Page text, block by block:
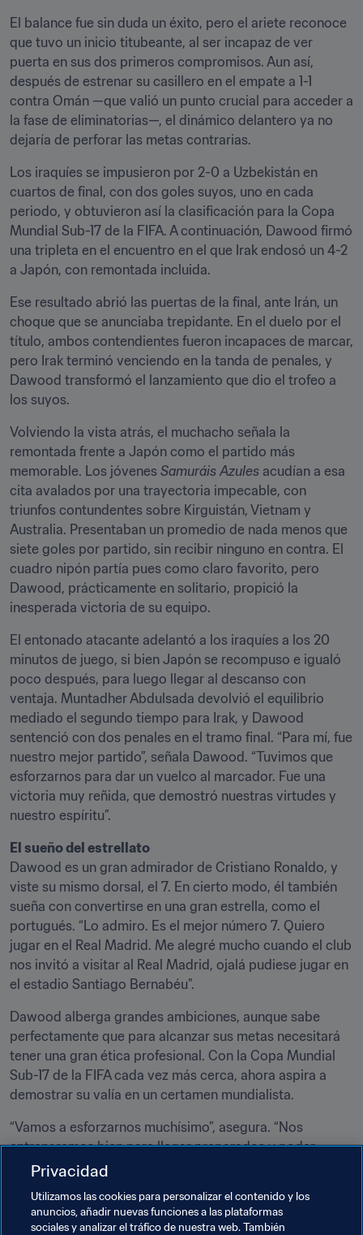
El balance fue sin duda un éxito, pero el ariete reconoce
que tuvo un inicio titubeante, al ser incapaz de ver
puerta en sus dos primeros compromisos. Aun así,
después de estrenar su casillero en el empate a 1-1
contra Omán —que valió un punto crucial para acceder a
la fase de eliminatorias—, el dinámico delantero ya no
dejaría de perforar las metas contrarias.
Los iraquíes se impusieron por 2-0 a Uzbekistán en
cuartos de final, con dos goles suyos, uno en cada
periodo, y obtuvieron así la clasificación para la Copa
Mundial Sub-17 de la FIFA. A continuación, Dawood firmó
una tripleta en el encuentro en el que Irak endosó un 4-2
a Japón, con remontada incluida.
Ese resultado abrió las puertas de la final, ante Irán, un
choque que se anunciaba trepidante. En el duelo por el
título, ambos contendientes fueron incapaces de marcar,
pero Irak terminó venciendo en la tanda de penales, y
Dawood transformó el lanzamiento que dio el trofeo a
los suyos.
Volviendo la vista atrás, el muchacho señala la
remontada frente a Japón como el partido más
memorable. Los jóvenes Samuráis Azules acudían a esa
cita avalados por una trayectoria impecable, con
triunfos contundentes sobre Kirguistán, Vietnam y
Australia. Presentaban un promedio de nada menos que
siete goles por partido, sin recibir ninguno en contra. El
cuadro nipón partía pues como claro favorito, pero
Dawood, prácticamente en solitario, propició la
inesperada victoria de su equipo.
El entonado atacante adelantó a los iraquíes a los 20
minutos de juego, si bien Japón se recompuso e igualó
poco después, para luego llegar al descanso con
ventaja. Muntadher Abdulsada devolvió el equilibrio
mediado el segundo tiempo para Irak, y Dawood
sentenció con dos penales en el tramo final. “Para mí, fue
nuestro mejor partido”, señala Dawood. “Tuvimos que
esforzarnos para dar un vuelco al marcador. Fue una
victoria muy reñida, que demostró nuestras virtudes y
nuestro espíritu”.
El sueño del estrellato
Dawood es un gran admirador de Cristiano Ronaldo, y
viste su mismo dorsal, el 7. En cierto modo, él también
sueña con convertirse en una gran estrella, como el
portugués. “Lo admiro. Es el mejor número 7. Quiero
jugar en el Real Madrid. Me alegré mucho cuando el club
nos invitó a visitar al Real Madrid, ojalá pudiese jugar en
el estadio Santiago Bernabéu”.
Dawood alberga grandes ambiciones, aunque sabe
perfectamente que para alcanzar sus metas necesitará
tener una gran ética profesional. Con la Copa Mundial
Sub-17 de la FIFA cada vez más cerca, ahora aspira a
demostrar su valía en un certamen mundialista.
“Vamos a esforzarnos muchísimo”, asegura. “Nos
entrenaremos bien para llegar preparados y poder
competir con las selecciones más potentes del Mundial.
respiramos. Queremos practicar un buen juego y
conseguir que nuestro pueblo se sienta orgulloso”,
Privacidad
Utilizamos las cookies para personalizar el contenido y los
anuncios, añadir nuevas funciones a las plataformas
sociales y analizar el tráfico de nuestra web. También